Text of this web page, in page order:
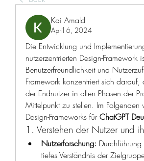
Kai Amald
April 6, 2024
Die Entwicklung und
nutzerzentrierten Design-
Benutzerfreundlichkeit und
Framework konzentriert sich
der Endnutzer in allen Phasen der
Mittelpunkt zu stellen. Im Folgenden
Design-Frameworks für ChatGPT
1. Verstehen der Nutzer und
Nutzerforschung:
tiefes Verständnis der